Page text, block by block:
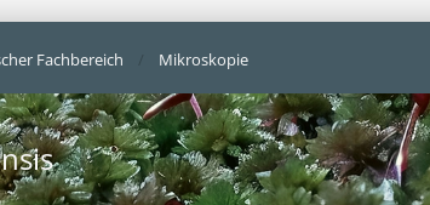
Fachbereich Mikroskopie